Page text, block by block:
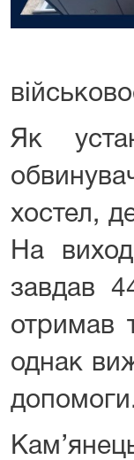
Як
хостел,
На
завдав
отримав
однак